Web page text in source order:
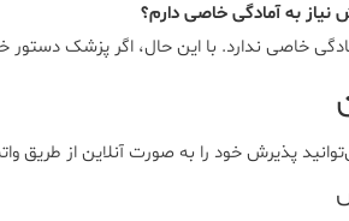
خاصی ندارد. با این حال، اگر پزشک دستور
خود را به صورت آنلاین از طریق واتساپ یا بله به